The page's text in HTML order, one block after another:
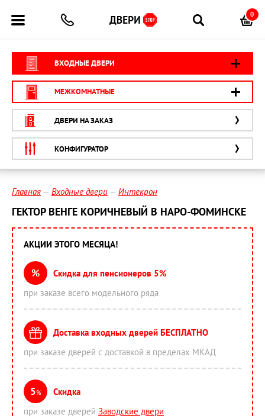
0
ВХОДНЫЕ ДВЕРИ
МЕЖКОМНАТНЫЕ
ДВЕРИ НА ЗАКАЗ
КОНФИГУРАТОР
Главная Входные двери Интекрон
ГЕКТОР ВЕНГЕ КОРИЧНЕВЫЙ В НАРО-ФОМИНСКЕ
АКЦИИ ЭТОГО МЕСЯЦА!
%
Скидка для пенсионеров 5%
при заказе всего модельного ряда
Доставка входных дверей БЕСПЛАТНО
при заказе дверей с доставкой в пределах МКАД
5%
Скидка
при заказе дверей Заводские двери